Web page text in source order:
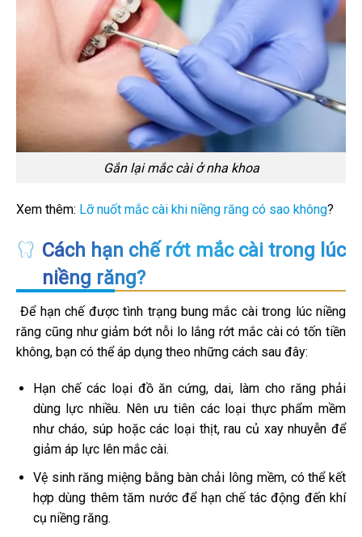
Gắn lại mắc cài ở nha khoa
Xem thêm: Lỡ nuốt mắc cài khi niềng răng có sao không?
Cách hạn chế rớt mắc cài trong lúc
niềng răng?
Để hạn chế được tình trạng bung mắc cài trong lúc niềng
răng cũng như giảm bớt nỗi lo lắng rớt mắc cài có tốn tiền
không, bạn có thể áp dụng theo những cách sau đây:
Hạn chế các loại đồ ăn cứng, dai, làm cho răng phải
dùng lực nhiều. Nên ưu tiên các loại thực phẩm mềm
như cháo, súp hoặc các loại thịt, rau củ xay nhuyễn để
giảm áp lực lên mắc cài.
Vệ sinh răng miệng bằng bàn chải lông mềm, có thể kết
hợp dùng thêm tăm nước để hạn chế tác động đến khí
cụ niềng răng.